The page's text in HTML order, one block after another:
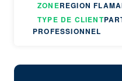
ZONEREGION
TYPE DE CLIENT
PROFESSIONNEL